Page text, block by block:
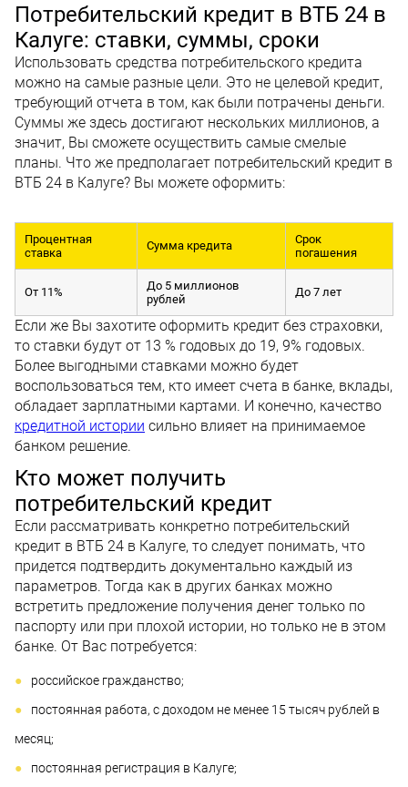
Потребительский кредит в ВТБ 24 в
Калуге: ставки, суммы, сроки
Использовать средства потребительского кредита
можно на самые разные цели. Это не целевой кредит,
требующий отчета в том, как были потрачены деньги.
Суммы же здесь достигают нескольких миллионов, а
значит, Вы сможете осуществить самые смелые
планы. Что же предполагает потребительский кредит в
ВТБ 24 в Калуге? Вы можете оформить:
Процентная
ставка
Сумма кредита
Срок
погашения
От 11%
До 5 миллионов
рублей
До 7 лет
Если же Вы захотите оформить кредит без страховки,
то ставки будут от 13 % годовых до 19, 9% годовых.
Более выгодными ставками можно будет
воспользоваться тем, кто имеет счета в банке, вклады,
обладает зарплатными картами. И конечно, качество
кредитной истории сильно влияет на принимаемое
банком решение.
Кто может получить
потребительский кредит
Если рассматривать конкретно потребительский
кредит в ВТБ 24 в Калуге, то следует понимать, что
придется подтвердить документально каждый из
параметров. Тогда как в других банках можно
встретить предложение получения денег только по
паспорту или при плохой истории, но только не в этом
банке. От Вас потребуется:
российское гражданство;
постоянная работа, с доходом не менее 15 тысяч рублей в
месяц;
постоянная регистрация в Калуге;